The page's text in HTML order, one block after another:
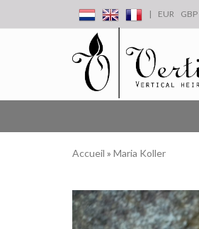
| EUR GBP
Accueil » Maria Koller